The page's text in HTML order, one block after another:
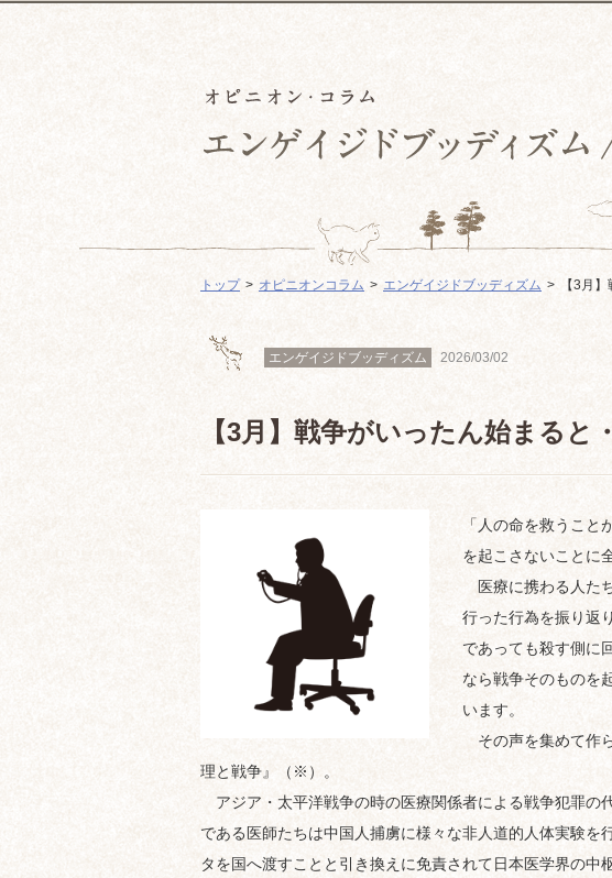
トップ オピニオンコラム エンゲイジドブッディズム 【3月
エンゲイジドブッディズム 2026/03/02
【3月】戦争がいったん始まると
「人の命を救うこ
を起こさないことに
医療に携わる人た
行った行為を振り返
であっても殺す側に
なら戦争そのものを
います。
その声を集めて作
理と戦争』（※）。
アジア・太平洋戦争の時の医療関係者による戦争犯罪の
である医師たちは中国人捕虜に様々な非人道的人体実験を
タを国へ渡すことと引き換えに免責されて日本医学界の中